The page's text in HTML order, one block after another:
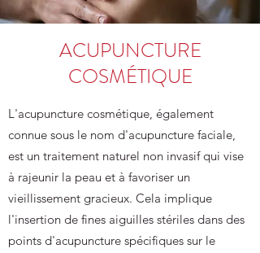
ACUPUNCTURE
COSMÉTIQUE
L'acupuncture cosmétique, également
connue sous le nom d'acupuncture faciale,
est un traitement naturel non invasif qui vise
à rajeunir la peau et à favoriser un
vieillissement gracieux. Cela implique
l'insertion de fines aiguilles stériles dans des
points d'acupuncture spécifiques sur le